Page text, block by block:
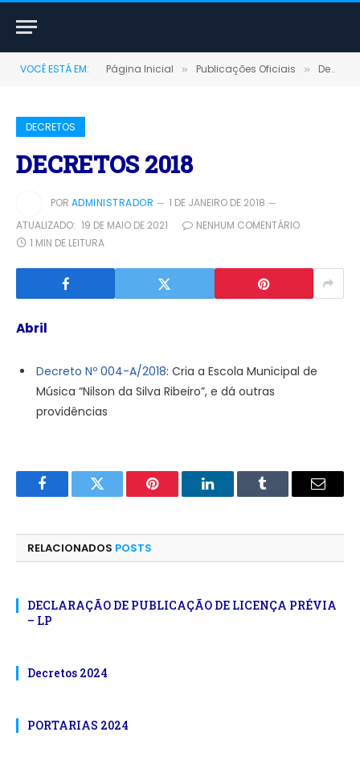
VOCÊ ESTÁ EM: Página Inicial » Publicações Oficiais » Decretos
DECRETOS
DECRETOS 2018
POR ADMINISTRADOR
1 DE JANEIRO DE 2018
ATUALIZADO: 19 DE MAIO DE 2021
NENHUM COMENTÁRIO
1 MIN DE LEITURA
Abril
Decreto Nº 004-A/2018: Cria a Escola Municipal de
Música “Nilson da Silva Ribeiro”, e dá outras
providências
FacebookTwitter Pinterest LinkedInTumblr
E-
RELACIONADOS POSTS
DECLARAÇÃO DE PUBLICAÇÃO DE LICENÇA PRÉVIA
– LP
Decretos 2024
PORTARIAS 2024